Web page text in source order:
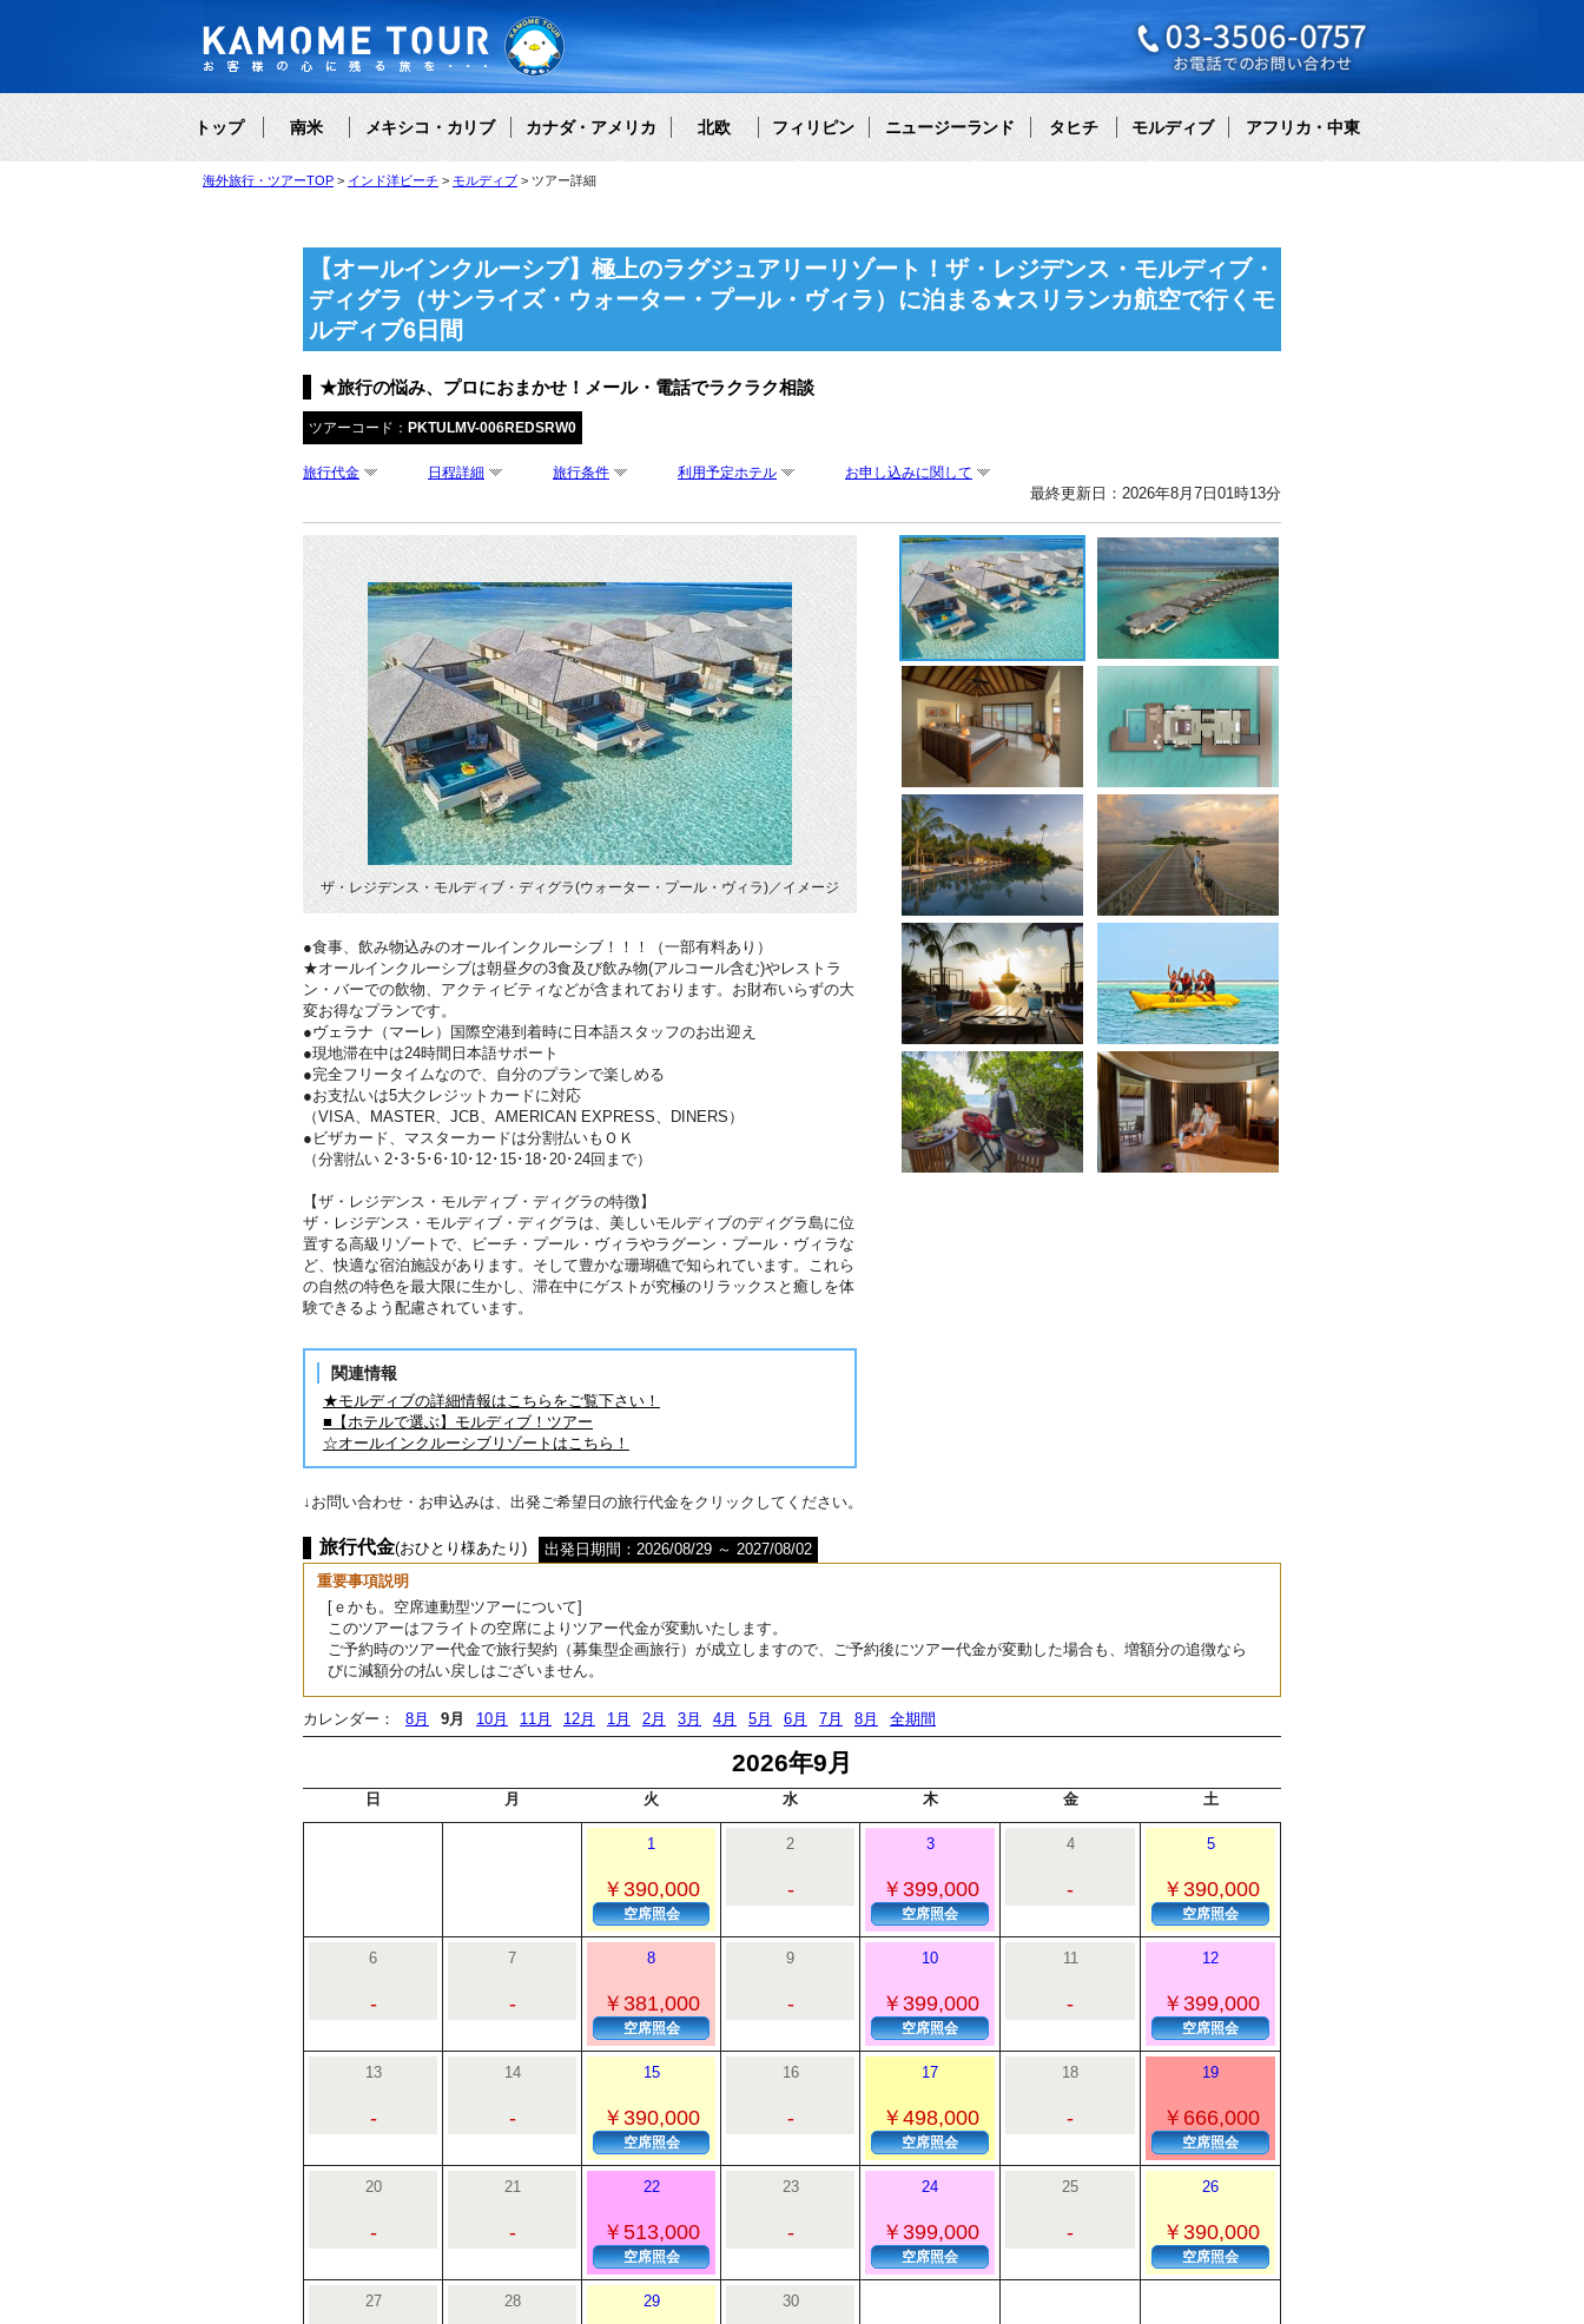
トップ 南米 メキシコ・カリブ カナダ・アメリカ 北欧 フィリピン ニュージーランド タヒチ モルディブ アフリカ・中東
海外旅行・ツアーTOP インド洋ビーチ モルディブ ツアー詳細
【オールインクルーシブ】極上のラグジュアリーリゾート！ザ・レジデンス・モルディブ・
ディグラ（サンライズ・ウォーター・プール・ヴィラ）に泊まる★スリランカ航空で行くモ
ルディブ6日間
★旅行の悩み、プロにおまかせ！メール・電話でラクラク相談
ツアーコード： PKTULMV-006REDSRW0
旅行代金 日程詳細 旅行条件 利用予定ホテル お申し込みに関して
最終更新日：2026年8月7日01時13分
ザ・レジデンス・モルディブ・ディグラ(ウォーター・プール・ヴィラ)／イメージ
●食事、飲み物込みのオールインクルーシブ！！！（一部有料あり）
★オールインクルーシブは朝昼夕の3食及び飲み物(アルコール含む)やレストラ
ン・バーでの飲物、アクティビティなどが含まれております。お財布いらずの大
変お得なプランです。
●ヴェラナ（マーレ）国際空港到着時に日本語スタッフのお出迎え
●現地滞在中は24時間日本語サポート
●完全フリータイムなので、自分のプランで楽しめる
●お支払いは5大クレジットカードに対応
（VISA、MASTER、JCB、AMERICAN EXPRESS、DINERS）
●ビザカード、マスターカードは分割払いもＯＫ
（分割払い 2･3･5･6･10･12･15･18･20･24回まで）
【ザ・レジデンス・モルディブ・ディグラの特徴】
ザ・レジデンス・モルディブ・ディグラは、美しいモルディブのディグラ島に位
置する高級リゾートで、ビーチ・プール・ヴィラやラグーン・プール・ヴィラな
ど、快適な宿泊施設があります。そして豊かな珊瑚礁で知られています。これら
の自然の特色を最大限に生かし、滞在中にゲストが究極のリラックスと癒しを体
験できるよう配慮されています。
関連情報
★モルディブの詳細情報はこちらをご覧下さい！
■【ホテルで選ぶ】モルディブ！ツアー
☆オールインクルーシブリゾートはこちら！
↓お問い合わせ・お申込みは、出発ご希望日の旅行代金をクリックしてください。
旅行代金(おひとり様あたり)
出発日期間：2026/08/29 ～ 2027/08/02
重要事項説明
[ｅかも。空席連動型ツアーについて]
このツアーはフライトの空席によりツアー代金が変動いたします。
ご予約時のツアー代金で旅行契約（募集型企画旅行）が成立しますので、ご予約後にツアー代金が変動した場合も、増額分の追徴なら
びに減額分の払い戻しはございません。
カレンダー： 8月 9月 10月 11月 12月 1月 2月 3月 4月 5月 6月 7月 8月 全期間
2026年9月
日 月 火 水 木 金 土
1
￥390,000
空席照会
2
-
3
￥399,000
空席照会
4
-
5
￥390,000
空席照会
6
-
7
-
8
￥381,000
空席照会
9
-
10
￥399,000
空席照会
11
-
12
￥399,000
空席照会
13
-
14
-
15
￥390,000
空席照会
16
-
17
￥498,000
空席照会
18
-
19
￥666,000
空席照会
20
-
21
-
22
￥513,000
空席照会
23
-
24
￥399,000
空席照会
25
-
26
￥390,000
空席照会
27 28 29 30